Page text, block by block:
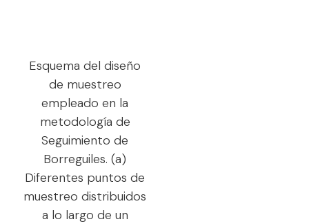
Esquema del diseño
de muestreo
empleado en la
metodología de
Seguimiento de
Borreguiles. (a)
Diferentes puntos de
muestreo distribuidos
a lo largo de un